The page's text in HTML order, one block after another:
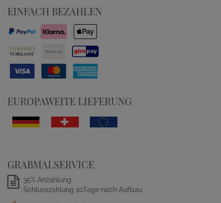
EINFACH BEZAHLEN
EUROPAWEITE LIEFERUNG
GRABMALSERVICE
35% Anzahlung
Schlusszahlung 10Tage nach Aufbau